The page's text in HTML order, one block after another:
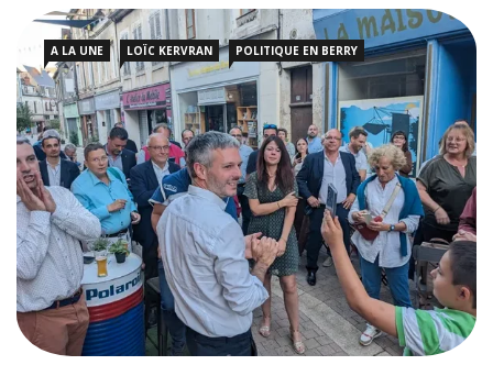
A LA UNE LOÏC KERVRAN POLITIQUE EN BERRY